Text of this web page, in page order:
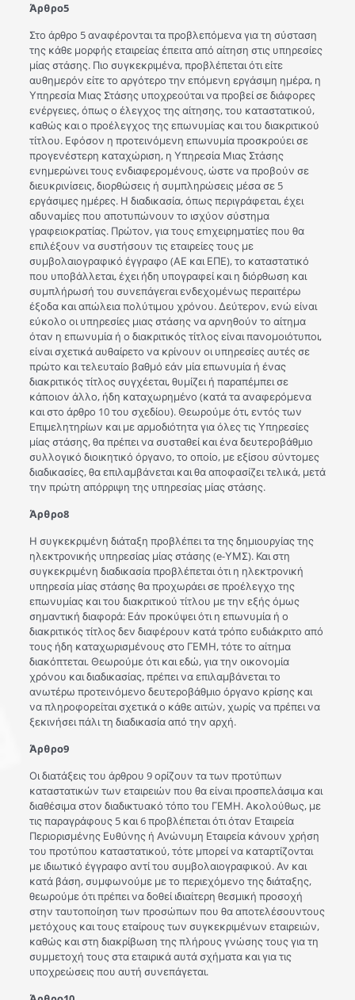
Άρθρο5
Στο άρθρο 5 αναφέρονται τα προβλεπόμενα για τη σύσταση
της κάθε μορφής εταιρείας έπειτα από αίτηση στις υπηρεσίες
μίας στάσης. Πιο συγκεκριμένα, προβλέπεται ότι είτε
αυθημερόν είτε το αργότερο τηv επόμενη εργάσιμη ημέρα, η
Υπηρεσία Μιας Στάσης υποχρεούται να προβεί σε διάφορες
ενέργειες, όπως ο έλεγχος της αίτησης, του καταστατικού,
καθώς και ο προέλεγχος της επωνυμίας και του διακριτικού
τίτλου. Εφόσον η προτεινόμενη επωνυμία προσκρούει σε
προγενέστερη καταχώριση, η Υπηρεσία Μιας Στάσης
ενημερώνει τους ενδιαφερομένους, ώστε να προβούν σε
διευκρινίσεις, διορθώσεις ή συμπληρώσεις μέσα σε 5
εργάσιμες ημέρες. Η διαδικασία, όπως περιγράφεται, έχει
αδυναμίες που αποτυπώνουν το ισχύον σύστημα
γραφειοκρατίας. Πρώτον, για τους εmχειρηματίες που θα
επιλέξουν να συστήσουν τις εταιρείες τους με
συμβολαιογραφικό έγγραφο (ΑΕ και ΕΠΕ), το καταστατικό
που υποβάλλεται, έχει ήδη υπογραφεί και η διόρθωση και
συμπλήρωσή του συνεπάγεrαι ενδεχομένως περαιτέρω
έξοδα και απώλεια πολύτιμου χρόνου. Δεύτερον, ενώ είναι
εύκολο οι υπηρεσίες μιας στάσης να αρνηθούν το αίτημα
όταν η επωνυμία ή ο διακριτικός τίτλος είναι πανομοιότυποι,
είναι σχετικά αυθαίρετο να κρίνουν οι υπηρεσίες αυτές σε
πρώτο και τελευταίο βαθμό εάν μία επωνυμία ή ένας
διακριτικός τίτλος συγχέεται, θυμίζει ή παραπέμπει σε
κάποιον άλλο, ήδη καταχωρημέvο (κατά τα αναφερόμενα
και στο άρθρο 10 του σχεδίου). Θεωρούμε ότι, εντός των
Επιμελητηρίων και με αρμοδιότητα για όλες τις Υπηρεσίες
μίας στάσης, θα πρέπει να συσταθεί και ένα δευτεροβάθμιο
συλλογικό διοικητικό όργανο, το οποίο, με εξίσου σύντομες
διαδικασίες, θα επιλαμβάνεται και θα αποφασίζει τελικά, μετά
την πρώτη απόρριψη της υπηρεσίας μίας στάσης.
Άρθρο8
Η συγκεκριμένη διάταξη προβλέπει τα της δημιουρyίας της
ηλεκτροvικής υπηρεσίας μίας στάσης (e-ΥΜΣ). Και στη
συγκεκριμένη διαδικασία προβλέπεται ότι η ηλεκτροvική
υπηρεσία μίας στάσης θα προχωράει σε προέλεγχο της
επωνυμίας και του διακριτικού τίτλου με την εξής όμως
σημαvτική διαφορά: Εάν προκύψει ότι η επωνυμία ή ο
διακριτικός τίτλος δεν διαφέρουν κατά τρόπο ευδιάκριτο από
τους ήδη καταχωρισμένους στο ΓΕΜΗ, τότε το αίτημα
διακόπτεται. Θεωρούμε ότι και εδώ, για την οικονομία
χρόνου και διαδικασίας, πρέπει να επιλαμβάνεται το
ανωτέρω προτεινόμενο δευτεροβάθμιο όργανο κρίσης και
να πληροφορείται σχετικά ο κάθε αιτών, χωρίς να πρέπει να
ξεκινήσει πάλι τη διαδικασία από την αρχή.
Άρθρο9
Οι διατάξεις του άρθρου 9 ορίζουν τα των προτύπων
καταστατικών των εταιρειών που θα είναι προσπελάσιμα και
διαθέσιμα στον διαδικτυακό τόπο του ΓΕΜΗ. Ακολούθως, με
τις παραγράφους 5 και 6 προβλέπεται ότι όταν Εταιρεία
Περιορισμένης Ευθύνης ή Ανώνυμη Εταιρεία κάνουν χρήση
του προτύπου καταστατικού, τότε μπορεί να καταρτίζοvται
με ιδιωτικό έγγραφο αντί του συμβολαιογραφικού. Αν και
κατά βάση, συμφωνούμε με το περιεχόμενο της διάταξης,
θεωρούμε ότι πρέπει να δοθεί ιδιαίτερη θεσμική προσοχή
στην ταυτοποίηση των προσώπων που θα αποτελέσουντους
μετόχους και τους εταίρους των συγκεκριμένων εταιρειών,
καθώς και στη διακρίβωση της πλήρους γνώσης τους για τη
συμμετοχή τους στα εταιρικά αυτά σχήματα και για τις
υποχρεώσεις που αυτή συνεπάγεται.